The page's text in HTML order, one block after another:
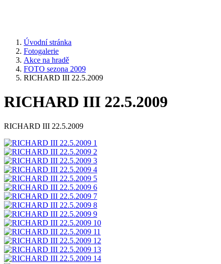
Úvodní stránka
Fotogalerie
Akce na hradě
FOTO sezona 2009
RICHARD III 22.5.2009
RICHARD III 22.5.2009
RICHARD III 22.5.2009